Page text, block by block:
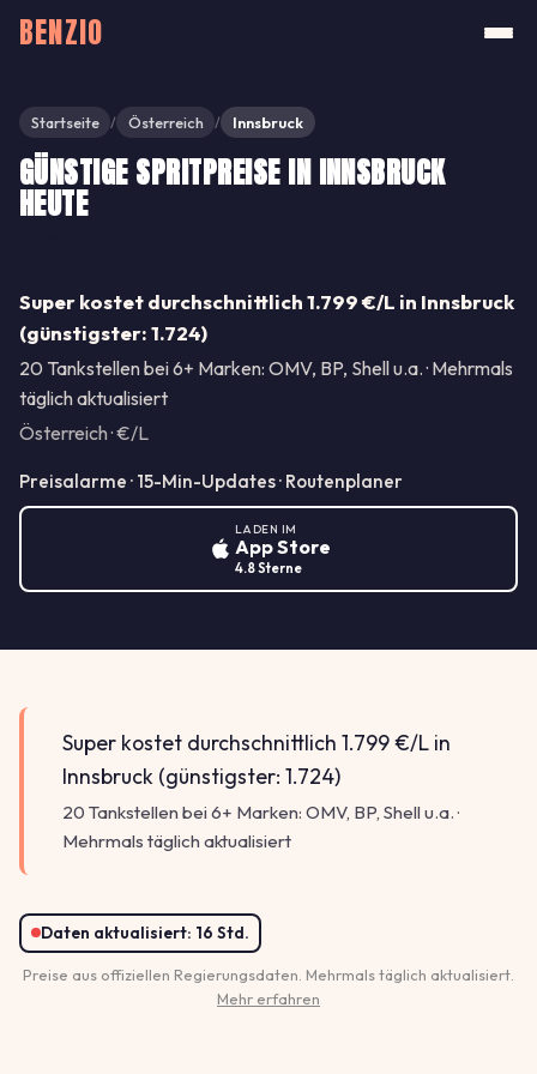
BENZIO
Startseite / Österreich / Innsbruck
GÜNSTIGE SPRITPREISE IN INNSBRUCK
HEUTE
Super kostet durchschnittlich 1.799 €/L in Innsbruck
(günstigster: 1.724)
20 Tankstellen bei 6+ Marken: OMV, BP, Shell u.a. · Mehrmals
täglich aktualisiert
Österreich · €/L
Preisalarme · 15-Min-Updates · Routenplaner
LADEN IM
App Store
4.8 Sterne
Super kostet durchschnittlich 1.799 €/L in
Innsbruck (günstigster: 1.724)
20 Tankstellen bei 6+ Marken: OMV, BP, Shell u.a. ·
Mehrmals täglich aktualisiert
Daten aktualisiert: 16 Std.
Preise aus offiziellen Regierungsdaten. Mehrmals täglich aktualisiert.
Mehr erfahren